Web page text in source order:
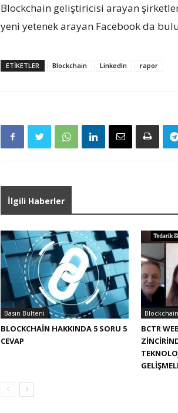
Blockchain geliştiricisi arayan
yeni yetenek arayan Facebook da
ETIKETLER Blockchain LinkedIn rapor
İlgili Haberler
Basın Bülteni
BLOCKCHAIN HAKKINDA 5 SORU 5
CEVAP
Blockchain
BCTR